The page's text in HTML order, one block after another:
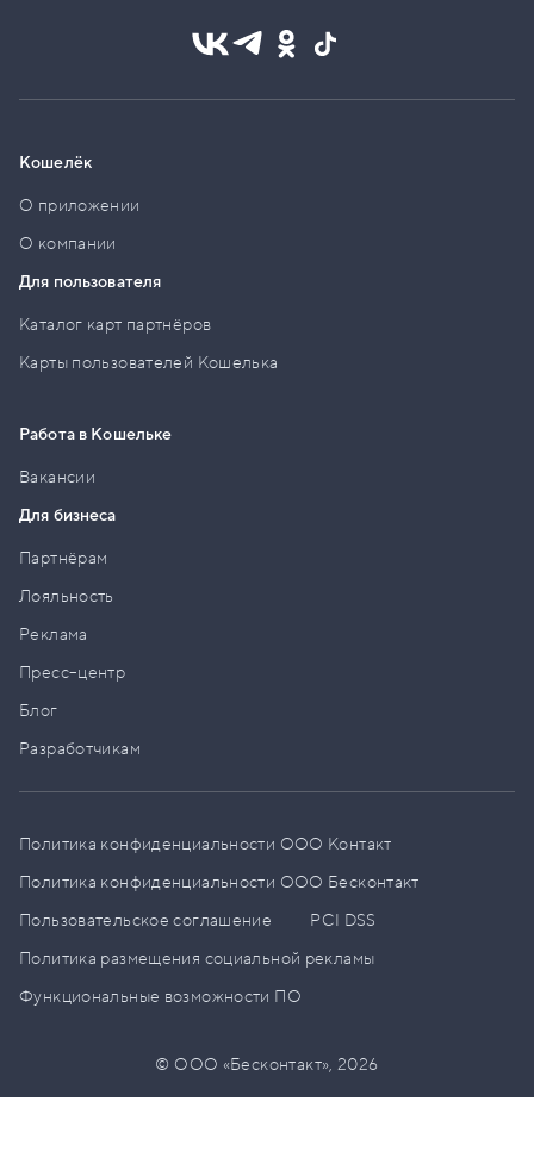
Кошелёк
О приложении
О компании
Для пользователя
Каталог карт партнёров
Карты пользователей Кошелька
Работа в Кошельке
Вакансии
Для бизнеса
Партнёрам
Лояльность
Реклама
Пресс–центр
Блог
Разработчикам
Политика конфиденциальности ООО Контакт
Политика конфиденциальности ООО Бесконтакт
Пользовательское соглашение
PCI DSS
Политика размещения социальной рекламы
Функциональные возможности ПО
© ООО «Бесконтакт»,2026